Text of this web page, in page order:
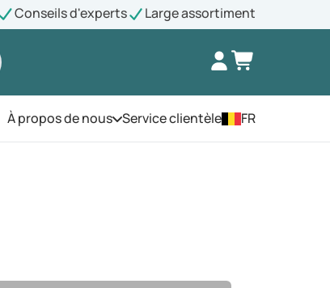
Conseils d'experts Large assortiment
À propos de nousOuvrez le menu
Service clientèle FR